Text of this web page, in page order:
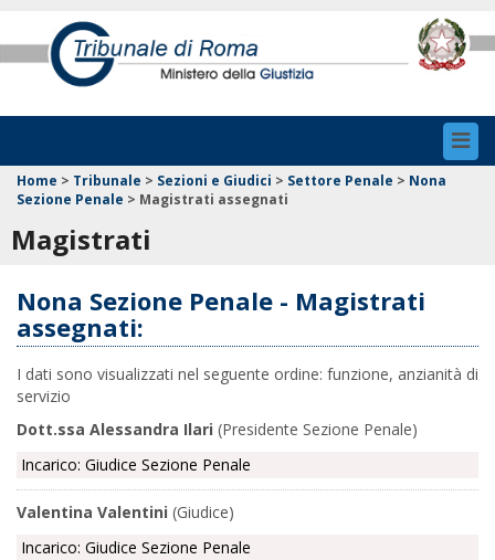
Home > Tribunale > Sezioni e Giudici > Settore Penale > Nona
Sezione Penale > Magistrati assegnati
Magistrati
Nona Sezione Penale - Magistrati
assegnati:
I dati sono visualizzati nel seguente ordine: funzione, anzianità di
servizio
Dott.ssa Alessandra Ilari (Presidente Sezione Penale)
Incarico: Giudice Sezione Penale
Valentina Valentini (Giudice)
Incarico: Giudice Sezione Penale